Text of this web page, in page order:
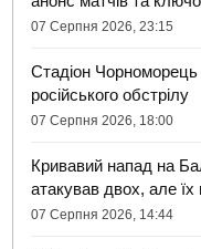
07 Серпня 2026, 23:15
Стадіон
російського обстрілу
07 Серпня 2026, 18:00
Кривавий напад на
атакував двох, але їх
07 Серпня 2026, 14:44